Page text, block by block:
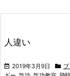
人違い
2019年3月9日